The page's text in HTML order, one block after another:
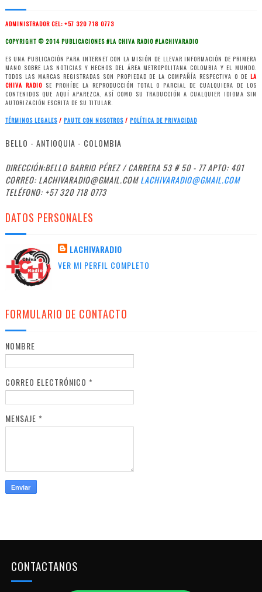
ADMINISTRADOR CEL: +57 320 718 0773
COPYRIGHT © 2014 PUBLICACIONES #LA CHIVA RADIO #LACHIVARADIO
ES UNA PUBLICACIÓN PARA INTERNET CON LA MISIÓN DE LLEVAR INFORMACIÓN DE PRIMERA
MANO SOBRE LAS NOTICIAS Y HECHOS DEL ÁREA METROPOLITANA COLOMBIA Y EL MUNDO.
TODOS LAS MARCAS REGISTRADAS SON PROPIEDAD DE LA COMPAÑÍA RESPECTIVA O DE LA
CHIVA RADIO SE PROHÍBE LA REPRODUCCIÓN TOTAL O PARCIAL DE CUALQUIERA DE LOS
CONTENIDOS QUE AQUÍ APAREZCA, ASÍ COMO SU TRADUCCIÓN A CUALQUIER IDIOMA SIN
AUTORIZACIÓN ESCRITA DE SU TITULAR.
TÉRMINOS LEGALES/ PAUTE CON NOSOTROS/ POLÍTICA DE PRIVACIDAD
BELLO - ANTIOQUIA - COLOMBIA
DIRECCIÓN:BELLO BARRIO PÉREZ / CARRERA 53 # 50 - 77 APTO: 401
CORREO: LACHIVARADIO@GMAIL.COMLACHIVARADIO@GMAIL.COM
TELÉFONO: +57 320 718 0773
DATOS PERSONALES
LACHIVARADIO
VER MI PERFIL COMPLETO
FORMULARIO DE CONTACTO
NOMBRE
CORREO ELECTRÓNICO *
MENSAJE *
CONTACTANOS